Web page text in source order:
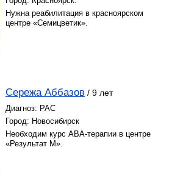
Нужна реабилитация в красноярском
центре «Семицветик».
Сережа Аббазов / 9 лет
Диагноз: РАС
Город: Новосибирск
Необходим курс АВА-терапии в центре
«Результат М».